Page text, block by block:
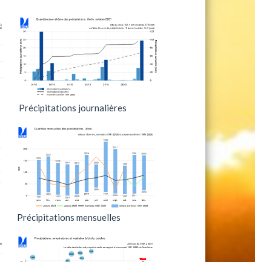
Précipitations journalières
Précipitations mensuelles